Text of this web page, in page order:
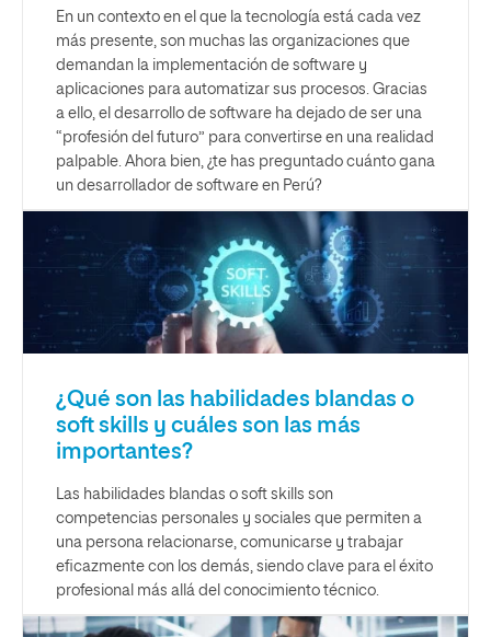
En un contexto en el que la tecnología está cada vez
más presente, son muchas las organizaciones que
demandan la implementación de software y
aplicaciones para automatizar sus procesos. Gracias
a ello, el desarrollo de software ha dejado de ser una
“profesión del futuro” para convertirse en una realidad
palpable. Ahora bien, ¿te has preguntado cuánto gana
un desarrollador de software en Perú?
¿Qué son las habilidades blandas o
soft skills y cuáles son las más
importantes?
Las habilidades blandas o soft skills son
competencias personales y sociales que permiten a
una persona relacionarse, comunicarse y trabajar
eficazmente con los demás, siendo clave para el éxito
profesional más allá del conocimiento técnico.